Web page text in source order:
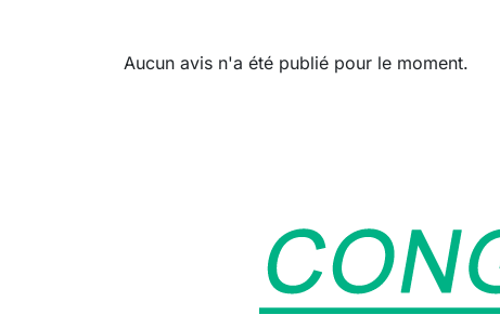
Aucun avis n'a été publié pour le moment.